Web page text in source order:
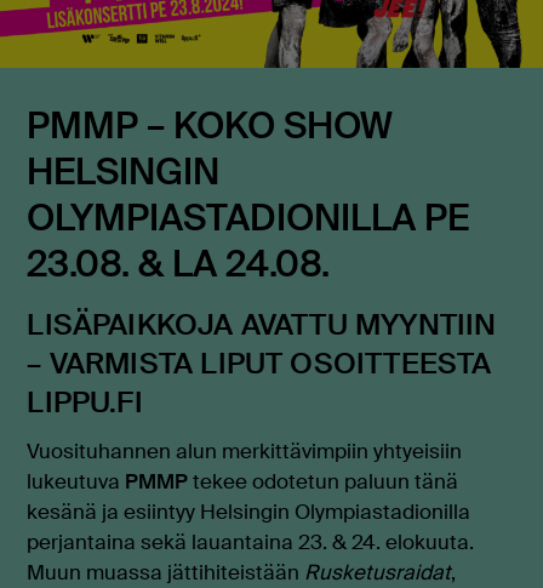
PMMP – KOKO SHOW
HELSINGIN
OLYMPIASTADIONILLA PE
23.08. & LA 24.08.
LISÄPAIKKOJA AVATTU MYYNTIIN
– VARMISTA LIPUT OSOITTEESTA
LIPPU.FI
Vuosituhannen alun merkittävimpiin yhtyeisiin
lukeutuva PMMPtekee odotetun paluun tänä
kesänä ja esiintyy Helsingin Olympiastadionilla
perjantaina sekä lauantaina 23. & 24. elokuuta.
Muun muassa jättihiteistään Rusketusraidat,